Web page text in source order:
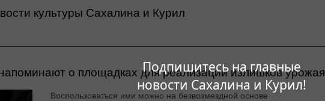
Подпишитесь на главные
новости Сахалина и Курил!
культуры Сахалина и Курил
о площадках для реализации излишков урожая
Воспользоваться ими можно на безвозмездной основе